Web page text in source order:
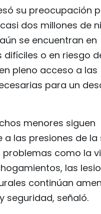
su preocupación
dos millones de
se encuentran en
o en riesgo
pleno acceso a las
para un
menores siguen
a las presiones de la
como la
las
continúan
seguridad, señaló.